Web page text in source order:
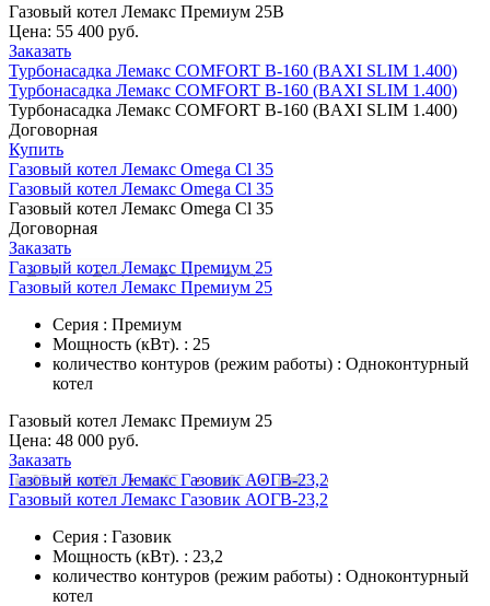
Газовый котел Лемакс Премиум 25B
Цена: 55 400 руб.
Заказать
Турбонасадка Лемакс COMFORT В-160 (BAXI SLIM 1.400)
Турбонасадка Лемакс COMFORT В-160 (BAXI SLIM 1.400)
Турбонасадка Лемакс COMFORT В-160 (BAXI SLIM 1.400)
Договорная
Купить
Газовый котел Лемакс Omega Cl 35
Газовый котел Лемакс Omega Cl 35
Газовый котел Лемакс Omega Cl 35
Договорная
Заказать
Газовый котел Лемакс Премиум 25
Газовый котел Лемакс Премиум 25
Серия : Премиум
Мощность (кВт). : 25
количество контуров (режим работы) : Одноконтурный
котел
Газовый котел Лемакс Премиум 25
Цена: 48 000 руб.
Заказать
Газовый котел Лемакс Газовик АОГВ-23,2
Газовый котел Лемакс Газовик АОГВ-23,2
Серия : Газовик
Мощность (кВт). : 23,2
количество контуров (режим работы) : Одноконтурный
котел